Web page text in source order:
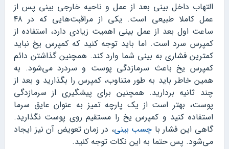
التهاب داخل بینی بعد از عمل و ناحیه خارجی بینی پس از
عمل کاملا طبیعی است. یکی از مراقبت‌هایی که در ۴۸
ساعت اول بعد از عمل بینی اهمیت زیادی دارد، استفاده از
کمپرس سرد است. اما باید توجه کنید که کمپرس یخ نباید
کمترین فشاری به بینی شما وارد کند. همچنین گذاشتن دائم
کمپرس یخ باعث سرمازدگی پوست و سردرد می‌شود. به
همین خاطر باید به طور متناوب، کمپرس را بگذارید و بعد از
چند ثانیه بردارید. همچنین برای پیشگیری از سرمازدگی
پوست، بهتر است از یک پارچه تمیز به عنوان عایق سرما
استفاده کنید و کمپرس یخ را مستقیم روی پوست نگذارید.
گاهی این فشار با چسب بینی، در زمان تعویض آن نیز ایجاد
می‌شود. پس حتما به این نکات توجه کنید.